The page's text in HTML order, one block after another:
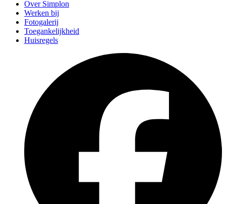
Over Simplon
Werken bij
Fotogalerij
Toegankelijkheid
Huisregels